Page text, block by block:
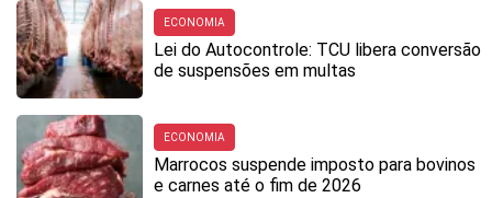
ECONOMIA
Lei do Autocontrole: TCU libera conversão
de suspensões em multas
ECONOMIA
Marrocos suspende imposto para bovinos
e carnes até o fim de 2026